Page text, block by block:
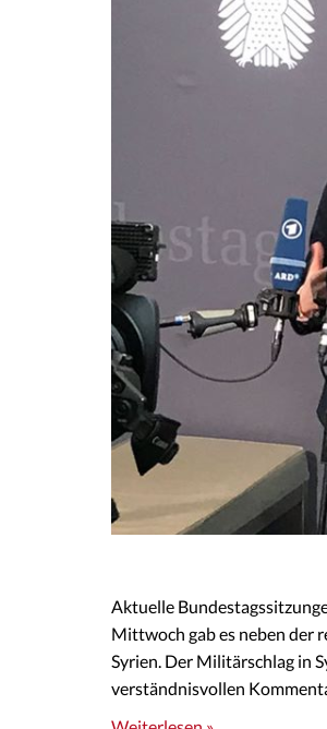
Aktuelle
Mittwoch gab es neben der
Syrien. Der Militärschlag in
verständnisvollen